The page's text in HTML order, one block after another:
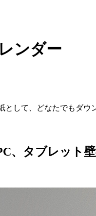
ンダー
して、どなたでもダウ
、タブレット壁